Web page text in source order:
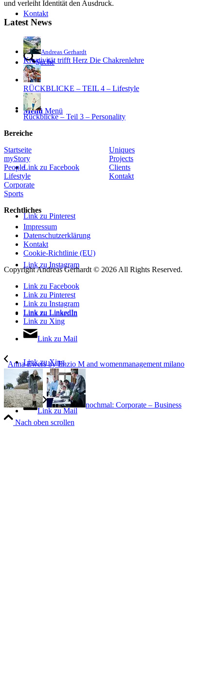
Kontakt
Suche
Menü Menü
Link zu Facebook
Link zu Pinterest
Link zu Instagram
Link zu LinkedIn
Link zu Xing
Link zu Mail
und verleiht Identität den Ausdruck.
Latest News
Andreas Gerhardt
Kreativität trifft Herz Die Chakrenlehre
RÜCKBLICKE – TEIL 4 – Lifestyle
Rückblicke – Teil 3 – Personality
Bereiche
Startseite
myStory
People
Lifestyle
Corporate
Sports
Uniques
Projects
Clients
Kontakt
Rechtliches
Impressum
Datenschutzerklärung
Kontakt
Cookie-Richtlinie (EU)
Copyright Andreas Gerhardt © 2026 All Rights Reserved.
Link zu Facebook
Link zu Pinterest
Link zu Instagram
Link zu LinkedIn
Link zu Xing
Link zu Mail
Anna Ewers by Enzio M and womenmanagement milano
nochmal: Corporate – Business
Nach oben scrollen